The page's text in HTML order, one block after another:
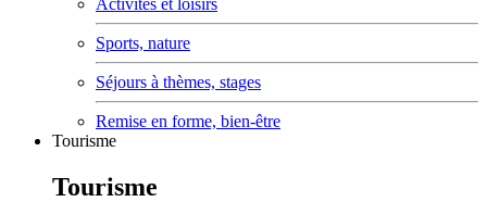
Sports, nature
Séjours à thèmes, stages
Remise en forme, bien-être
Tourisme
Tourisme